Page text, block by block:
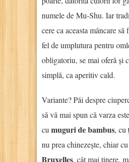
numele de Mu-Shu. Iar
cere ca aceasta mâncare să
fel de umplutura pentru
obligatoriu, se mai oferă și
simplă, ca aperitiv cald.
Variante? Păi despre
să vă mai spun că varza
cu muguri de bambus, cu
nu prea chinezește, chiar
Bruxelles, cât mai tinere,